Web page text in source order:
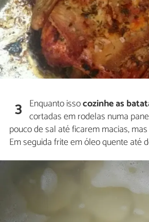
3 Enquanto issocozinhe as
cortadas em rodelas numa
pouco de sal até ficarem macias,
Em seguida frite em óleo quente até